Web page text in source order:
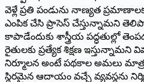
వెళ్లే ప్రతి పండును నాణ్యత
ఎంపిక చేసి ప్రాసెస్ చేస్తున్నామని
కాపాడేందుకు శాస్త్రీయ పద్ధతుల్లో
రైతులకు ప్రత్యేక శిక్షణ
నిర్మూలన అంటే పథకాల అమలు
స్థిరమైన ఆదాయం వచ్చే వ్యవస్థను